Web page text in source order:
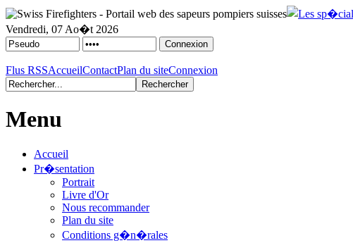
Vendredi, 07 Ao�t 2026
Flus RSSAccueilContactPlan du siteConnexion
Menu
Accueil
Pr�sentation
Portrait
Livre d'Or
Nous recommander
Plan du site
Conditions g�n�rales